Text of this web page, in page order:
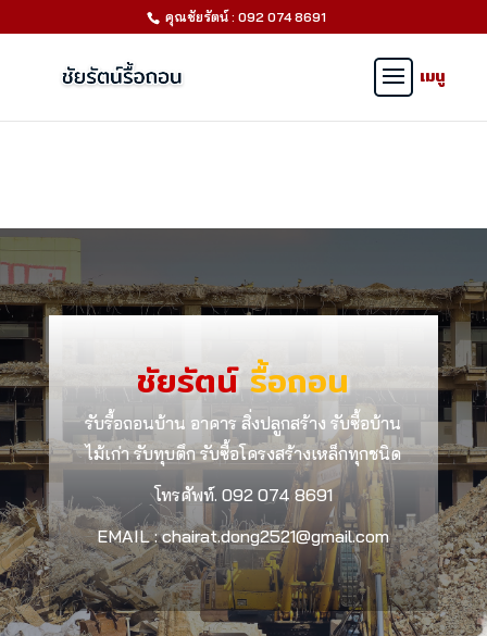
คุณชัยรัตน์ : 092 074 8691
ชัยรัตน์รื้อถอน
รับรื้อถอนบ้าน อาคาร สิ่งปลูกสร้าง รับซื้อบ้าน
ไม้เก่า รับทุบตึก รับซื้อโครงสร้างเหล็กทุกชนิด
โทรศัพท์. 092 074 8691
EMAIL : chairat.dong2521@gmail.com